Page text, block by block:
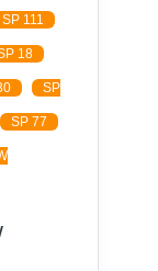
SP 111
18
SP
SP 77